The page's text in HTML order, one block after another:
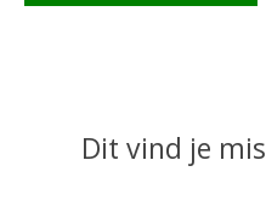
Dit vind je